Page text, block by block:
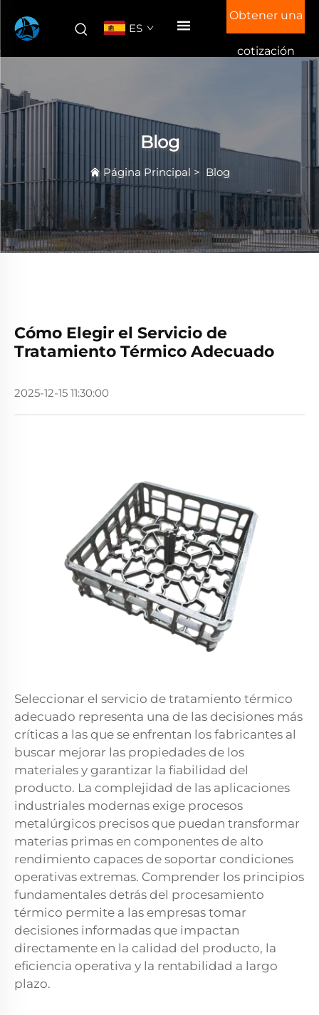
ES
Obtener una
cotización
Blog
Página Principal > Blog
Cómo Elegir el Servicio de
Tratamiento Térmico Adecuado
2025-12-15 11:30:00
Seleccionar el servicio de tratamiento térmico
adecuado representa una de las decisiones más
críticas a las que se enfrentan los fabricantes al
buscar mejorar las propiedades de los
materiales y garantizar la fiabilidad del
producto. La complejidad de las aplicaciones
industriales modernas exige procesos
metalúrgicos precisos que puedan transformar
materias primas en componentes de alto
rendimiento capaces de soportar condiciones
operativas extremas. Comprender los principios
fundamentales detrás del procesamiento
térmico permite a las empresas tomar
decisiones informadas que impactan
directamente en la calidad del producto, la
eficiencia operativa y la rentabilidad a largo
plazo.